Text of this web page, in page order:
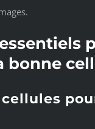
bonne
cellules